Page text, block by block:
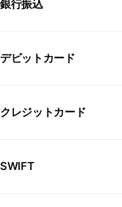
銀行振込
デビットカード
クレジットカード
SWIFT